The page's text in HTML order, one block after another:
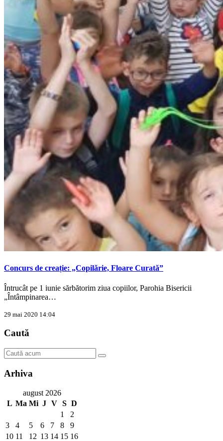
Concurs de creație: „Copilărie, Floare Curată”
Întrucât pe 1 iunie sărbătorim ziua copiilor, Parohia Bisericii
„Întâmpinarea…
29 mai 2020 14:04
Caută
Arhiva
august 2026
L Ma Mi J V S D
1
2
3
4 5 6 7 8
9
10 11 12 13 14 15 16